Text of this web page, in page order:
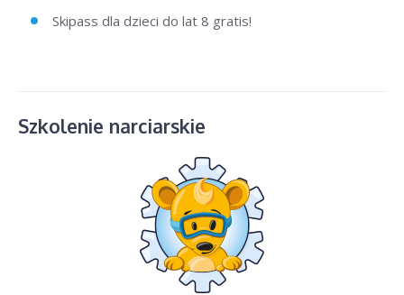
Skipass dla dzieci do lat 8 gratis!
Szkolenie narciarskie